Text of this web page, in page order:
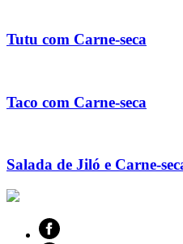
Tutu com Carne-seca
Taco com Carne-seca
Salada de Jiló e Carne-